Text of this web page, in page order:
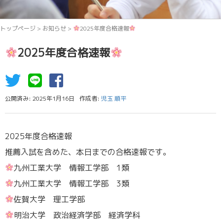
トップページ > お知らせ > 2025年度合格速報
2025年度合格速報
公開済み: 2025年1月16日 作成者: 児玉 順平
2025年度合格速報
推薦入試を含めた、本日までの合格速報です。
九州工業大学 情報工学部 1類
九州工業大学 情報工学部 3類
佐賀大学 理工学部
明治大学 政治経済学部 経済学科